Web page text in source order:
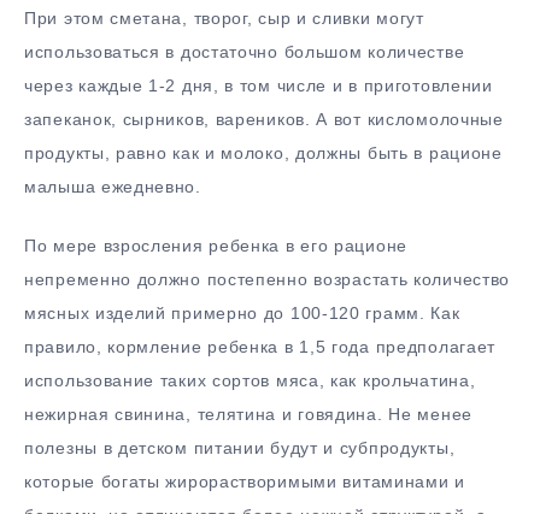
При этом сметана, творог, сыр и сливки могут
использоваться в достаточно большом количестве
через каждые 1-2 дня, в том числе и в приготовлении
запеканок, сырников, вареников. А вот кисломолочные
продукты, равно как и молоко, должны быть в рационе
малыша ежедневно.
По мере взросления ребенка в его рационе
непременно должно постепенно возрастать количество
мясных изделий примерно до 100-120 грамм. Как
правило, кормление ребенка в 1,5 года предполагает
использование таких сортов мяса, как крольчатина,
нежирная свинина, телятина и говядина. Не менее
полезны в детском питании будут и субпродукты,
которые богаты жирорастворимыми витаминами и